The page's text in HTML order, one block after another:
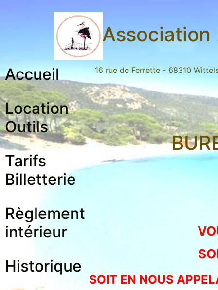
Association
16 rue de Ferrette - 68310
Accueil
Location
Outils
Tarifs
Billetterie
Règlement
intérieur
Historique
SOIT EN NOUS